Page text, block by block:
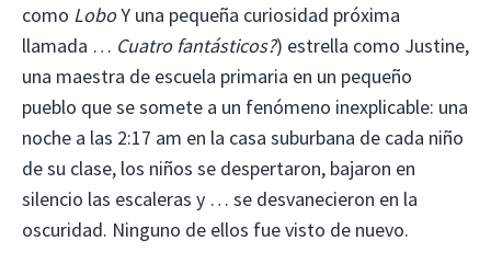
como LoboY una pequeña curiosidad próxima
llamada … Cuatro fantásticos?) estrella como Justine,
una maestra de escuela primaria en un pequeño
pueblo que se somete a un fenómeno inexplicable: una
noche a las 2:17 am en la casa suburbana de cada niño
de su clase, los niños se despertaron, bajaron en
silencio las escaleras y … se desvanecieron en la
oscuridad. Ninguno de ellos fue visto de nuevo.